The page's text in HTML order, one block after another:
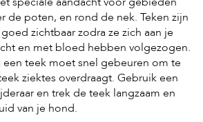
de poten, en rond de nek. Teken zijn
zichtbaar zodra ze zich aan je
en met bloed hebben volgezogen.
een teek moet snel gebeuren om te
ziektes overdraagt. Gebruik een
en trek de teek langzaam en
van je hond.